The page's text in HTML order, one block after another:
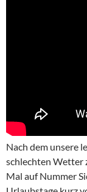
Nach dem unsere
schlechten Wetter
Mal auf Nummer